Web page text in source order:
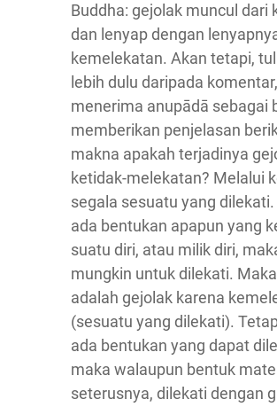
Buddha: gejolak muncul dari
dan lenyap dengan
kemelekatan. Akan tetapi,
lebih dulu daripada
menerima anupādā sebagai
memberikan penjelasan
makna apakah terjadinya
ketidak-melekatan? Melalui
segala sesuatu yang
ada bentukan apapun yang
suatu diri, atau milik diri,
mungkin untuk dilekati.
adalah gejolak karena
(sesuatu yang dilekati).
ada bentukan yang dapat
maka walaupun bentuk
seterusnya, dilekati dengan